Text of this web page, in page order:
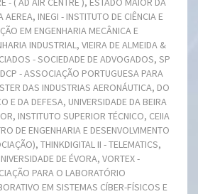
AEREA, INEGI - INSTITUTO DE CIÊNCIA E
EM ENGENHARIA MECÂNICA E
INDUSTRIAL, VIEIRA DE ALMEIDA &
- SOCIEDADE DE ADVOGADOS, SP
- ASSOCIAÇÃO PORTUGUESA PARA
DAS INDUSTRIAS AERONÁUTICA, DO
E DA DEFESA, UNIVERSIDADE DA BEIRA
INSTITUTO SUPERIOR TÉCNICO, CEIIA
DE ENGENHARIA E DESENVOLVIMENTO
THINKDIGITAL II - TELEMATICS,
DE ÉVORA, VORTEX -
PARA O LABORATÓRIO
EM SISTEMAS CÍBER-FÍSICOS E